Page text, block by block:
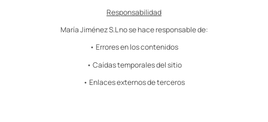
Responsabilidad
María Jiménez S.L no se hace responsable de:
• Errores en los contenidos
• Caídas temporales del sitio
• Enlaces externos de terceros